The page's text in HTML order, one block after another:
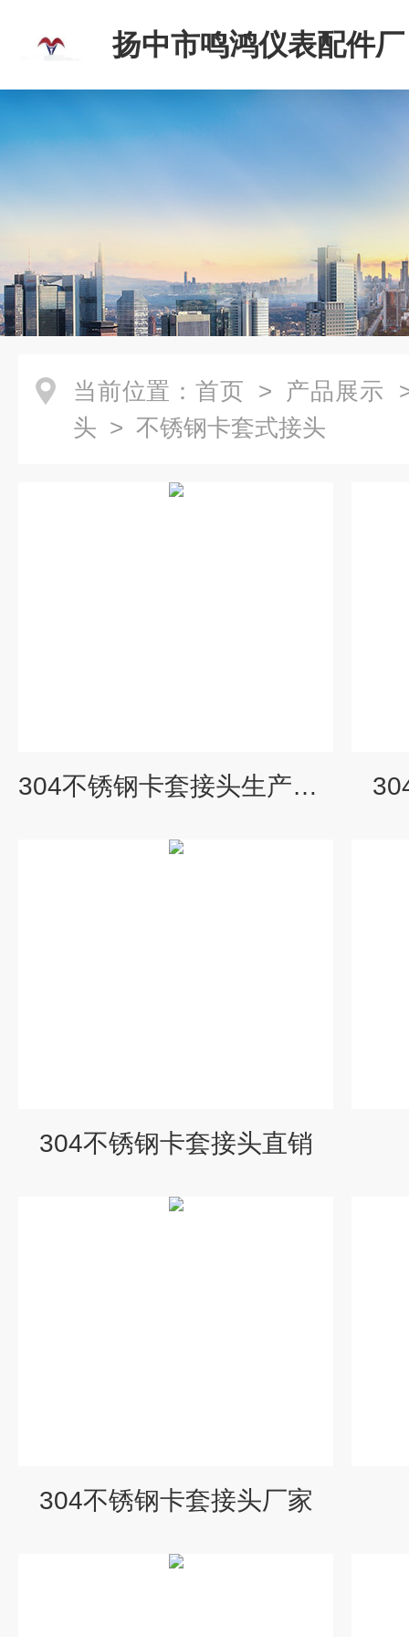
扬中市鸣鸿仪表配件厂
当前位置： 首页 > 产品展示
头 > 不锈钢卡套式接头
304不锈钢卡套接头生产厂家-活接
304不锈钢卡套接头直销
304不锈钢卡套接头厂家